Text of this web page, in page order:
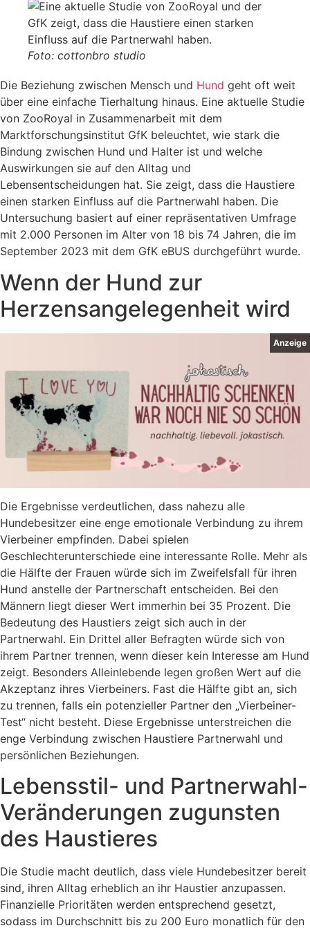
Foto: cottonbro studio
Die Beziehung zwischen Mensch und Hund geht oft weit
über eine einfache Tierhaltung hinaus. Eine aktuelle Studie
von ZooRoyal in Zusammenarbeit mit dem
Marktforschungsinstitut GfK beleuchtet, wie stark die
Bindung zwischen Hund und Halter ist und welche
Auswirkungen sie auf den Alltag und
Lebensentscheidungen hat. Sie zeigt, dass die Haustiere
einen starken Einfluss auf die Partnerwahl haben. Die
Untersuchung basiert auf einer repräsentativen Umfrage
mit 2.000 Personen im Alter von 18 bis 74 Jahren, die im
September 2023 mit dem GfK eBUS durchgeführt wurde.
Wenn der Hund zur
Herzensangelegenheit wird
Anzeige
Die Ergebnisse verdeutlichen, dass nahezu alle
Hundebesitzer eine enge emotionale Verbindung zu ihrem
Vierbeiner empfinden. Dabei spielen
Geschlechterunterschiede eine interessante Rolle. Mehr als
die Hälfte der Frauen würde sich im Zweifelsfall für ihren
Hund anstelle der Partnerschaft entscheiden. Bei den
Männern liegt dieser Wert immerhin bei 35 Prozent. Die
Bedeutung des Haustiers zeigt sich auch in der
Partnerwahl. Ein Drittel aller Befragten würde sich von
ihrem Partner trennen, wenn dieser kein Interesse am Hund
zeigt. Besonders Alleinlebende legen großen Wert auf die
Akzeptanz ihres Vierbeiners. Fast die Hälfte gibt an, sich
zu trennen, falls ein potenzieller Partner den „Vierbeiner-
Test“ nicht besteht. Diese Ergebnisse unterstreichen die
enge Verbindung zwischen Haustiere Partnerwahl und
persönlichen Beziehungen.
Lebensstil- und Partnerwahl-
Veränderungen zugunsten
des Haustieres
Die Studie macht deutlich, dass viele Hundebesitzer bereit
sind, ihren Alltag erheblich an ihr Haustier anzupassen.
Finanzielle Prioritäten werden entsprechend gesetzt,
sodass im Durchschnitt bis zu 200 Euro monatlich für den